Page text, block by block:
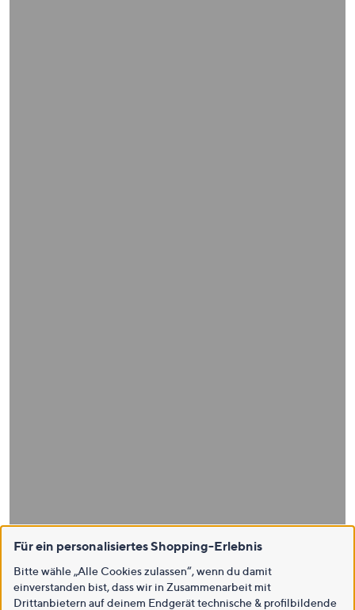
Für ein personalisiertes Shopping-Erlebnis
Bitte wähle „Alle Cookies zulassen“, wenn du damit
einverstanden bist, dass wir in Zusammenarbeit mit
Drittanbietern auf deinem Endgerät technische & profilbildende